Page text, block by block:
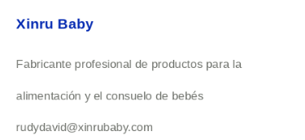
Xinru Baby
Fabricante profesional de productos para la
alimentación y el consuelo de bebés
rudydavid@xinrubaby.com